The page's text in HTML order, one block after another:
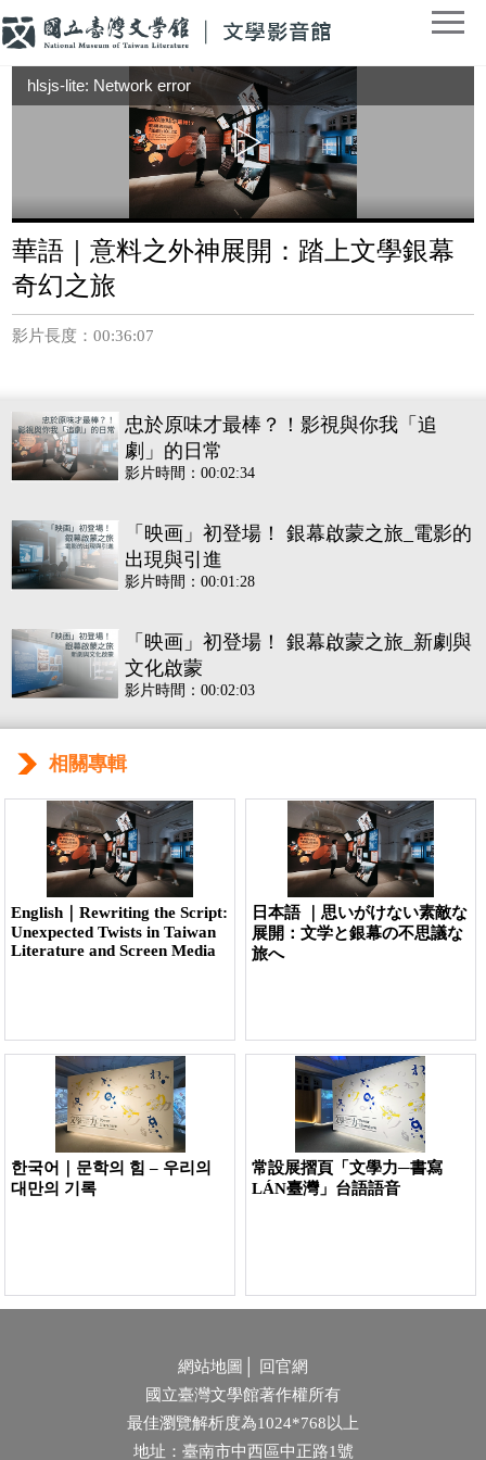
hlsjs-lite: Network error
華語｜意料之外神展開：踏上文學銀幕
奇幻之旅
影片長度：00:36:07
忠於原味才最棒？！影視與你我「追
劇」的日常
影片時間：00:02:34
「映画」初登場！ 銀幕啟蒙之旅_電影的
出現與引進
影片時間：00:01:28
「映画」初登場！ 銀幕啟蒙之旅_新劇與
文化啟蒙
影片時間：00:02:03
轉折無極限！戒嚴時期的臺灣影視_反共
影片時間：00:01:45
轉折無極限！戒嚴時期的臺灣影視_黑白
片時代的文學改編與台語電影
影片時間：00:02:34
轉折無極限！戒嚴時期的臺灣影視_健康
轉折無極限！戒嚴時期的臺灣影視_瓊瑤
的愛情王國
影片時間：00:02:38
轉折無極限！戒嚴時期的臺灣影視_電視
轉折無極限！戒嚴時期的臺灣影視_古龍
角色跳脫框架！臺灣新電影來造浪_徬徨
少年時：校園電影
影片時間：00:02:23
相關專輯
English｜Rewriting the Script:
Unexpected Twists in Taiwan
Literature and Screen Media
日本語 ｜思いがけない素敵な
展開：文学と銀幕の不思議な
旅へ
한국어｜문학의 힘 – 우리의
대만의 기록
常設展摺頁「文學力─書寫
LÁN臺灣」台語語音
網站地圖
回官網
國立臺灣文學館著作權所有
最佳瀏覽解析度為1024*768以上
地址：臺南市中西區中正路1號